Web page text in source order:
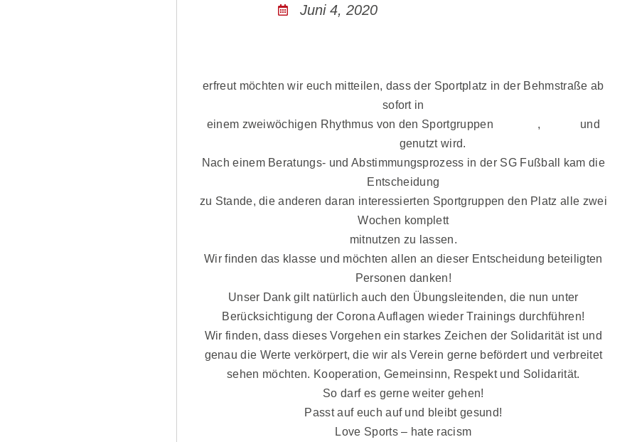
Juni 4, 2020
erfreut möchten wir euch mitteilen, dass der Sportplatz in der Behmstraße ab
sofort in
einem zweiwöchigen Rhythmus von den Sportgruppen
,
und
genutzt wird.
Nach einem Beratungs- und Abstimmungsprozess in der SG Fußball kam die
Entscheidung
zu Stande, die anderen daran interessierten Sportgruppen den Platz alle zwei
Wochen komplett
mitnutzen zu lassen.
Wir finden das klasse und möchten allen an dieser Entscheidung beteiligten
Personen danken!
Unser Dank gilt natürlich auch den Übungsleitenden, die nun unter
Berücksichtigung der Corona Auflagen wieder Trainings durchführen!
Wir finden, dass dieses Vorgehen ein starkes Zeichen der Solidarität ist und
genau die Werte verkörpert, die wir als Verein gerne befördert und verbreitet
sehen möchten. Kooperation, Gemeinsinn, Respekt und Solidarität.
So darf es gerne weiter gehen!
Passt auf euch auf und bleibt gesund!
Love Sports – hate racism